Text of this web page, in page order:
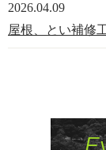
2026.04.09
屋根、とい補修